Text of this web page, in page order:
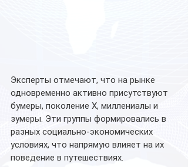
Эксперты отмечают, что на рынке
одновременно активно присутствуют
бумеры, поколение X, миллениалы и
зумеры. Эти группы формировались в
разных социально-экономических
условиях, что напрямую влияет на их
поведение в путешествиях.